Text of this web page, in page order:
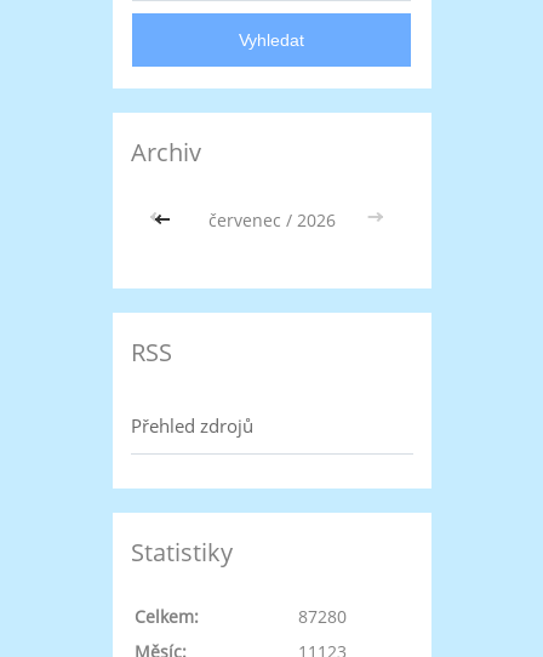
Archiv
<< červenec / 2026 >>
RSS
Přehled zdrojů
Statistiky
Celkem:
87280
Měsíc:
11123